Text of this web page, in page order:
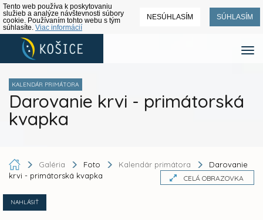
Tento web používa k poskytovaniu
služieb a analýze návštevnosti súbory
cookie. Používaním tohto webu s tým
súhlasíte. Viac informácií
NESÚHLASÍM SÚHLASÍM
KALENDÁR PRIMÁTORA
Darovanie krvi - primátorská
kvapka
Galéria Foto Kalendár primátora
Darovanie
krvi - primátorská kvapka
CELÁ OBRAZOVKA
NAHLÁSIŤ